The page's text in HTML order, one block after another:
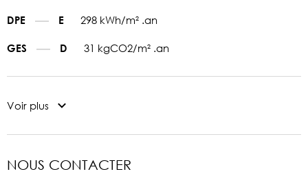
DPE E 298 kWh/m² .an
GES D 31 kgCO2/m² .an
Voir plus
NOUS CONTACTER